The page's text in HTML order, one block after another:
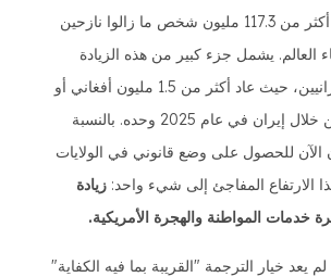
لشؤون اللاجئين أن أكثر من 117.3 مليون شخص ما زالوا نازحين
العالم. يشمل جزء كبير من هذه الزيادة
مواطنين أفغان وإيرانيين، حيث عاد أكثر من 1.5 مليون أفغاني أو
تم التعامل معهم من خلال إيران في عام 2025 وحده. بالنسبة
الآن للحصول على وضع قانوني في الولايات
الارتفاع المفاجئ إلى شيء واحد: زيادة
خدمات المواطنة والهجرة الأمريكية.
يعد خيار الترجمة "القريبة بما فيه الكفاية"